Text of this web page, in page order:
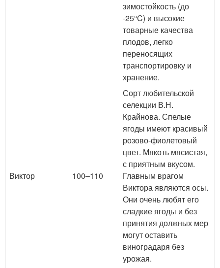
зимостойкость (до
-25°C) и высокие
товарные качества
плодов, легко
переносящих
транспортировку и
хранение.
Виктор 100–110
Сорт любительской
селекции В.Н.
Крайнова. Спелые
ягоды имеют красивый
розово-фиолетовый
цвет. Мякоть мясистая,
с приятным вкусом.
Главным врагом
Виктора являются осы.
Они очень любят его
сладкие ягоды и без
принятия должных мер
могут оставить
виноградаря без
урожая.